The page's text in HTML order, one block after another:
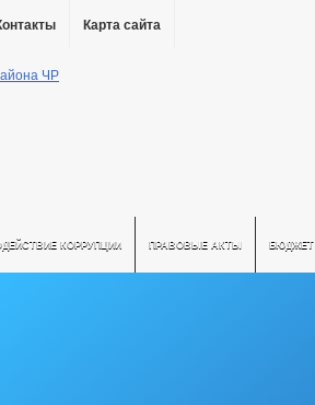
Карта сайта
КОРРУПЦИИ ПРАВОВЫЕ АКТЫ БЮДЖЕТ